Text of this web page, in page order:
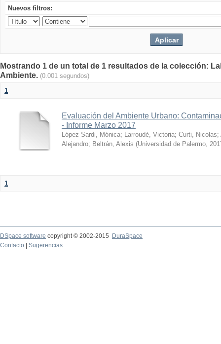
Nuevos filtros:
Mostrando 1 de un total de 1 resultados de la colección:
Ambiente. (0.001 segundos)
1
Evaluación del Ambiente Urbano:
- Informe Marzo 2017
López Sardi, Mónica; Larroudé, Victoria; Curti, Nicolas;
Alejandro; Beltrán, Alexis (Universidad de Palermo,
1
DSpace software copyright © 2002-2015
DuraSpace
Contacto
Sugerencias